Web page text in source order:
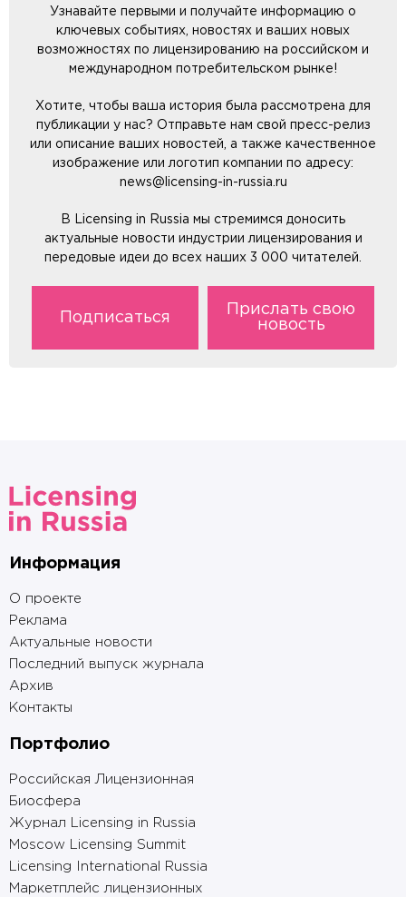
Узнавайте первыми и получайте информацию о
ключевых событиях, новостях и ваших новых
возможностях по лицензированию на российском и
международном потребительском рынке!
Хотите, чтобы ваша история была рассмотрена для
публикации у нас? Отправьте нам свой пресс-релиз
или описание ваших новостей, а также качественное
изображение или логотип компании по адресу:
news@licensing-in-russia.ru
В Licensing in Russia мы стремимся доносить
актуальные новости индустрии лицензирования и
передовые идеи до всех наших 3 000 читателей.
Подписаться
Прислать свою
новость
Информация
О проекте
Реклама
Актуальные новости
Последний выпуск журнала
Архив
Контакты
Портфолио
Российская Лицензионная
Биосфера
Журнал Licensing in Russia
Moscow Licensing Summit
Licensing International Russia
Маркетплейс лицензионных